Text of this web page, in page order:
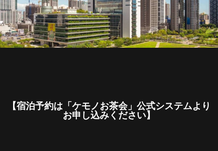
【宿泊予約は「ケモノお茶会」公式システムより
お申し込みください】